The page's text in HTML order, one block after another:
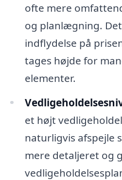
ofte mere
og planlægning.
indflydelse på
tages højde for
elementer.
et højt
naturligvis afspejle
mere detaljeret og